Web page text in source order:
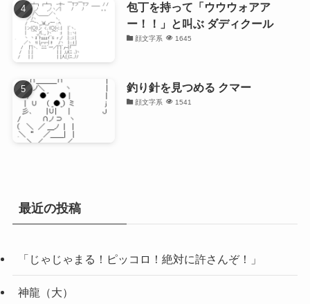
包丁を持って「ウウウォアア
ー！！」と叫ぶ ダディクール
顔文字系 1645
釣り針を見つめる クマー
顔文字系 1541
最近の投稿
「じゃじゃまる！ピッコロ！絶対に許さんぞ！」
神龍（大）